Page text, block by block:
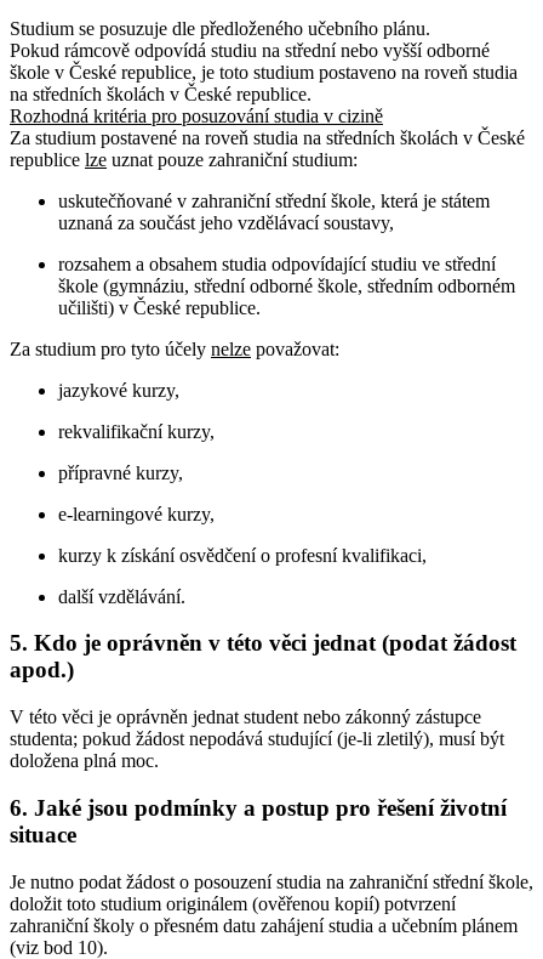
Studium se posuzuje dle předloženého učebního plánu.
Pokud rámcově odpovídá studiu na střední nebo vyšší odborné
škole v České republice, je toto studium postaveno na roveň studia
na středních školách v České republice.
Rozhodná kritéria pro posuzování studia v cizině
Za studium postavené na roveň studia na středních školách v České
republice lze uznat pouze zahraniční studium:
uskutečňované v zahraniční střední škole, která je státem
uznaná za součást jeho vzdělávací soustavy,
rozsahem a obsahem studia odpovídající studiu ve střední
škole (gymnáziu, střední odborné škole, středním odborném
učilišti) v České republice.
Za studium pro tyto účely nelze považovat:
jazykové kurzy,
rekvalifikační kurzy,
přípravné kurzy,
e-learningové kurzy,
kurzy k získání osvědčení o profesní kvalifikaci,
další vzdělávání.
5. Kdo je oprávněn v této věci jednat (podat žádost
apod.)
V této věci je oprávněn jednat student nebo zákonný zástupce
studenta; pokud žádost nepodává studující (je-li zletilý), musí být
doložena plná moc.
6. Jaké jsou podmínky a postup pro řešení životní
situace
Je nutno podat žádost o posouzení studia na zahraniční střední škole,
doložit toto studium originálem (ověřenou kopií) potvrzení
zahraniční školy o přesném datu zahájení studia a učebním plánem
(viz bod 10).